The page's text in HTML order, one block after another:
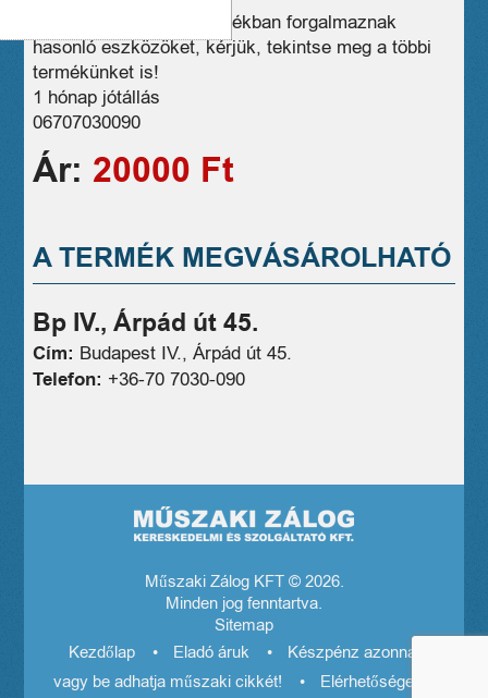
Üzleteink széles választékban forgalmaznak
hasonló eszközöket, kérjük, tekintse meg a többi
termékünket is!
1 hónap jótállás
06707030090
Ár: 20000 Ft
A TERMÉK MEGVÁSÁROLHATÓ
Bp IV., Árpád út 45.
Cím: Budapest IV., Árpád út 45.
Telefon: +36-70 7030-090
Műszaki Zálog KFT © 2026.
Minden jog fenntartva.
Sitemap
Kezdőlap
Eladó áruk
Készpénz azonnal! El
vagy be adhatja műszaki cikkét!
Elérhetőségeink